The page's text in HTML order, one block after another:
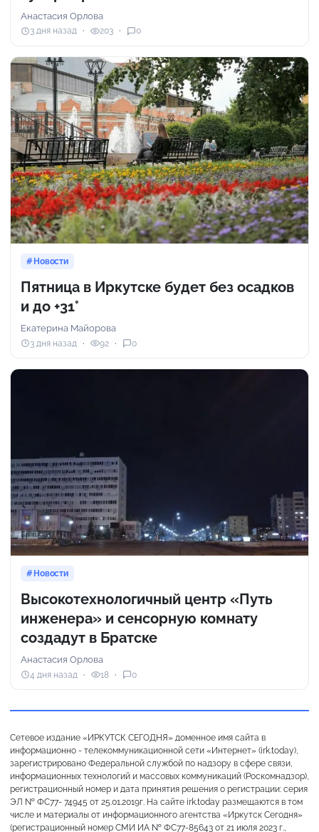
Анастасия Орлова
3 дня назад 203 0
Новости
Пятница в Иркутске будет без осадков
и до +31°
Екатерина Майорова
3 дня назад 92 0
Новости
Высокотехнологичный центр «Путь
инженера» и сенсорную комнату
создадут в Братске
Анастасия Орлова
4 дня назад 18 0
Сетевое издание «ИРКУТСК СЕГОДНЯ» доменное имя сайта в
информационно - телекоммуникационной сети «Интернет» (irk.today),
зарегистрировано Федеральной службой по надзору в сфере связи,
информационных технологий и массовых коммуникаций (Роскомнадзор),
регистрационный номер и дата принятия решения о регистрации: серия
ЭЛ № ФС77- 74945 от 25.01.2019г. На сайте irk.today размещаются в том
числе и материалы от информационного агентства «Иркутск Сегодня»
(регистрационный номер СМИ ИА № ФС77-85643 от 21 июля 2023 г.,